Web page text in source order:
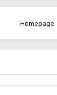
Homepage